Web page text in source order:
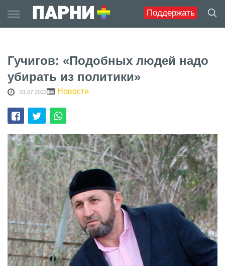
Поддержать
to
content
Гучигов: «Подобных людей надо
убирать из политики»
01.07.2022 Новости